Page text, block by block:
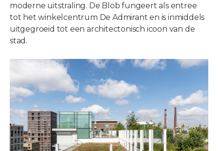
moderne uitstraling. De Blob fungeert als entree
tot het winkelcentrum De Admirant en is inmiddels
uitgegroeid tot een architectonisch icoon van de
stad.